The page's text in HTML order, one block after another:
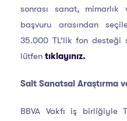
sonrası sanat, mimarlık
başvuru arasından
35.000 TL’lik fon desteği
lütfen tıklayınız.
Salt Sanatsal Araştırma
BBVA Vakfı iş birliğiyle